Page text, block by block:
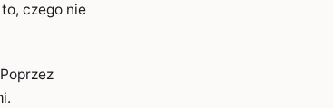
czego nie